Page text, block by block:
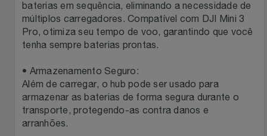
Jardim
Jogos E Consoles
Livros
Malas E Mochilas
Mercado
Loccitane En Provence
Magalu
Meu Resgate Favorito
Mondial
Mormaii
Ponto Frio
Pontos Por Opiniões
Portal Das Malas
Renner
Sams Club
baterias em sequência, eliminando a necessidade de
múltiplos carregadores. Compatível com DJI Mini 3
Pro, otimiza seu tempo de voo, garantindo que você
tenha sempre baterias prontas.
• Armazenamento Seguro:
Além de carregar, o hub pode ser usado para
armazenar as baterias de forma segura durante o
transporte, protegendo-as contra danos e
arranhões.